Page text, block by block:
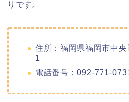
りです。
住所：福岡県福岡市中
1
電話番号：092-771-